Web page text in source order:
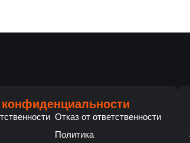
Отказ от ответственности
Политика